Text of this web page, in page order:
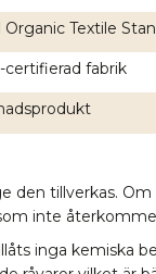
Organic Textile
certifierad fabrik
den tillverkas.
inte
inga kemiska